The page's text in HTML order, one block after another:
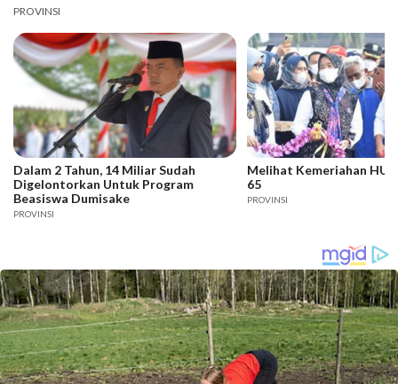
PROVINSI
Dalam 2 Tahun, 14 Miliar Sudah
Digelontorkan Untuk Program
Beasiswa Dumisake
PROVINSI
Melihat Kemeriahan
65
PROVINSI